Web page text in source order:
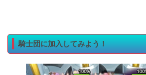
騎士団に加入してみよう！